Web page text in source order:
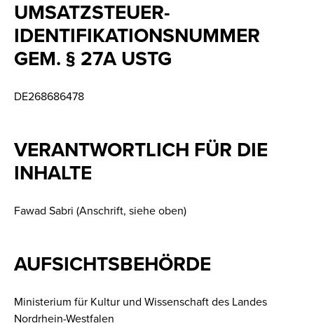
UMSATZSTEUER-
IDENTIFIKATIONSNUMMER
GEM. § 27A USTG
DE268686478
VERANTWORTLICH FÜR DIE
INHALTE
Fawad Sabri (Anschrift, siehe oben)
AUFSICHTSBEHÖRDE
Ministerium für Kultur und Wissenschaft des Landes
Nordrhein-Westfalen